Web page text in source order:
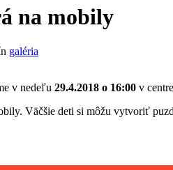
na mobily
galéria
v nedeľu 29.4.2018 o 16:00 v
Väčšie deti si môžu vytvoriť